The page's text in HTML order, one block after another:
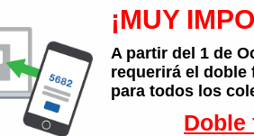
¡MUY
A partir del 1 de
requerirá el
para todos los
Doble